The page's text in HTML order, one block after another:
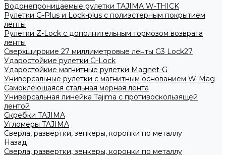
Водонепроницаемые рулетки TAJIMA W-THICK
Рулетки G-Plus и Lock-plus с полиэстерным покрытием
ленты
Рулетки Z-Lock с дополнительным тормозом возврата
ленты
Сверхширокие 27 миллиметровые ленты G3 Lock27
Ударостойкие рулетки G-Lock
Ударостойкие магнитные рулетки Magnet-G
Универсальные рулетки с магнитным основанием W-Mag
Самоклеющаяся стальная мерная лента
Универсальная линейка Tajima с противоскользящей
лентой
Скребки TAJIMA
Угломеры TAJIMA
Сверла, развертки, зенкеры, коронки по металлу
Назад
Сверла, развертки, зенкеры, коронки по металлу